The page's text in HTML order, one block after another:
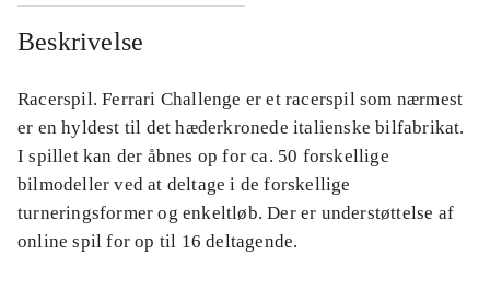
Beskrivelse
Racerspil. Ferrari Challenge er et racerspil som nærmest
er en hyldest til det hæderkronede italienske bilfabrikat.
I spillet kan der åbnes op for ca. 50 forskellige
bilmodeller ved at deltage i de forskellige
turneringsformer og enkeltløb. Der er understøttelse af
online spil for op til 16 deltagende.